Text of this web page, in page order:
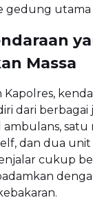
gedung utama
Massa
dari berbagai
satu
dan dua
cukup